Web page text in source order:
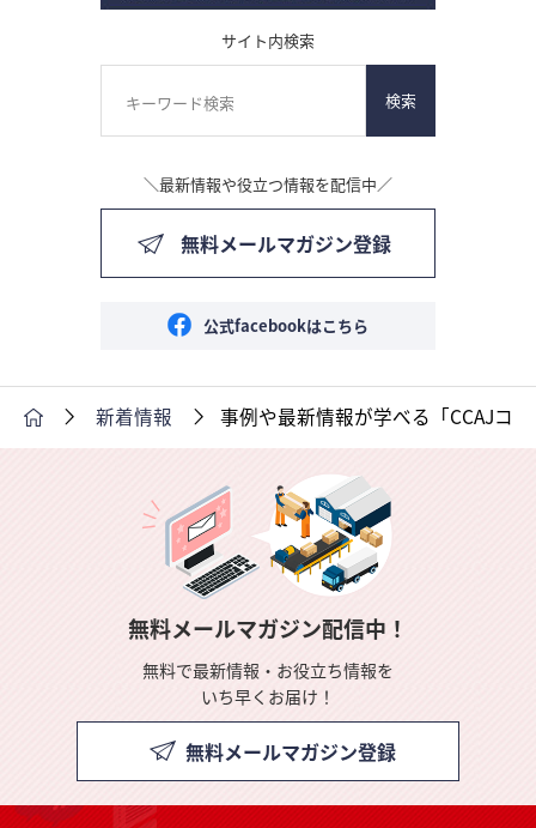
サイト内検索
検索
＼最新情報や役立つ情報を配信中／
無料メールマガジン登録
公式facebookはこちら
新着情報 事例や最新情報が学べる「CCAJコ
無料メールマガジン配信中！
無料で最新情報・お役立ち情報を
いち早くお届け！
無料メールマガジン登録